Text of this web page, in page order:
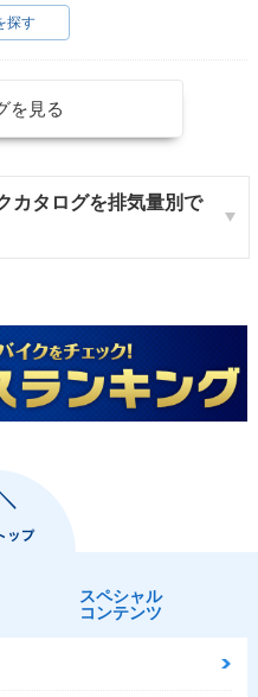
探す
を見る
カタログを排気量別で
スペシャル
コンテンツ